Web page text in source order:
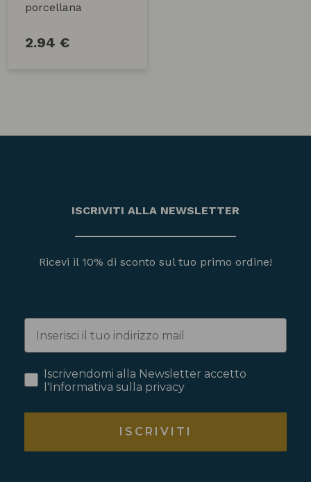
porcellana
2.94 €
ISCRIVITI ALLA NEWSLETTER
Ricevi il 10% di sconto sul tuo primo ordine!
Iscrivendomi alla Newsletter accetto
l'Informativa sulla privacy
ISCRIVITI